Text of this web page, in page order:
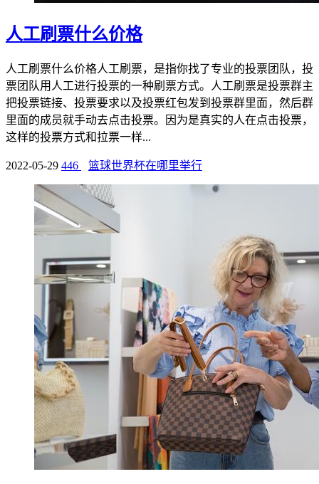
人工刷票什么价格
人工刷票什么价格人工刷票，是指你找了专业的投票团队，投
票团队用人工进行投票的一种刷票方式。人工刷票是投票群主
把投票链接、投票要求以及投票红包发到投票群里面，然后群
里面的成员就手动去点击投票。因为是真实的人在点击投票，
这样的投票方式和拉票一样...
2022-05-29 446 篮球世界杯在哪里举行